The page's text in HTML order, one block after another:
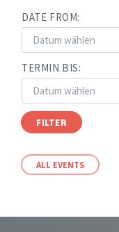
DATE FROM:
TERMIN BIS:
FILTER
ALL EVENTS